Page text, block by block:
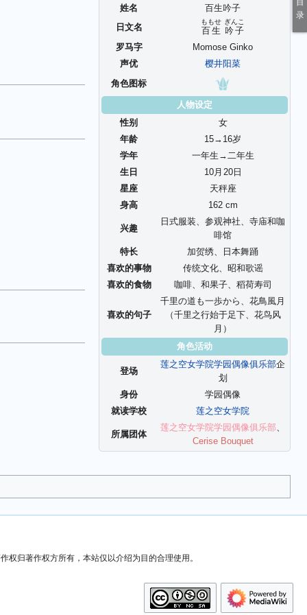
姓名
百生吟子
日文名
百生
ももせ
吟子
ぎんこ
罗马字
Momose Ginko
声优
樱井阳菜
角色图标
人物设定
性别
女
年龄
15→16岁
学年
一年生→二年生
生日
10月 20日
星座
天秤座
身高
162 cm
兴趣
日式服装、参观神社、寺庙和咖
啡馆
特长
加贺绣、日本舞踊
喜欢的事物
传统文化、昭和歌谣
喜欢的食物
咖啡、和果子、稻荷寿司
喜欢的句子
千里の道も一歩から、花鳥風月
（千里之行始于足下、花鸟风
月）
角色活动
登场
莲之空女学院学园偶像俱乐部企
划
身份
学园偶像
就读学校
莲之空女学院
所属团体
莲之空女学院学园偶像俱乐部、
Cerise Bouquet
归著作权方所有，本站仅以介绍为目的合理使用。